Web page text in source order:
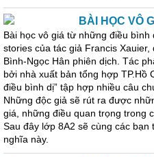
BÀI HỌC VÔ
Bài học vô giá từ những điều bình
stories của tác giả Francis
Bình-Ngọc Hân phiên dịch. Tác
bởi nhà xuất bản tổng hợp TP.Hồ
điều bình dị” tập hợp nhiều câu
Những độc giả sẽ rút ra được
giá, những điều quan trọng trong
Sau đây lớp 8A2 sẽ cùng các
nghĩa này.